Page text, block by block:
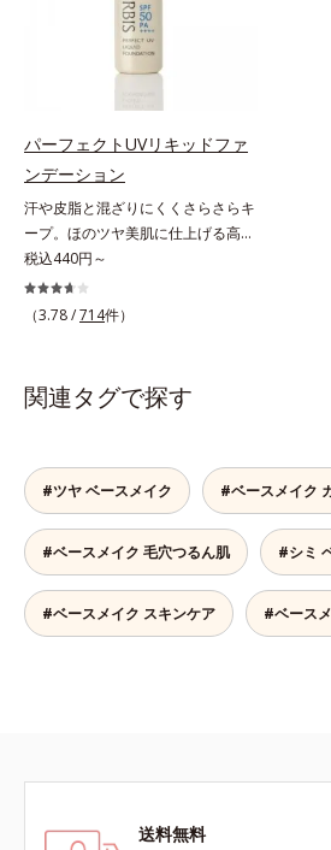
をパッと飛ばし、皮脂テカを防ぎな
がら明るい肌を長時間キープしま
す。これ1つで、美白美容液・日焼
ン・コンシーラー・パウダーを兼ね
る1本6役。時短メイクが叶います。
バカスを防ぐ
パーフェクトUVリキッドファ
ンデーション
汗や皮脂と混ざりにくくさらさらキ
ープ。ほのツヤ美肌に仕上げる高
SPFファンデ。SPF50・PA++++で紫
外線を強力カットしながら、さらさ
ら美肌が10時間(*)続くリキッドフ
で、時間が経ってもくすみにくく、
くずれにくく、軽やかにピタッとフ
の粉体を採用したことで、より多く
均一に光を拡散することを実現。毛
穴やシミの目立ちにくい“ほのツヤ
美肌”に仕上げます。ウォータープ
ルーフテスト済で、アウトドアにも
おすすめです。* 10時間化粧持ちデ
ータ取得済（当社調べ）効果には個
税込440円～
（3.78 /714件）
関連タグで探す
#ツヤ ベースメイク #ベースメイク
#ベースメイク 毛穴つるん肌 #シミ
#ベースメイク スキンケア #ベース
送料無料